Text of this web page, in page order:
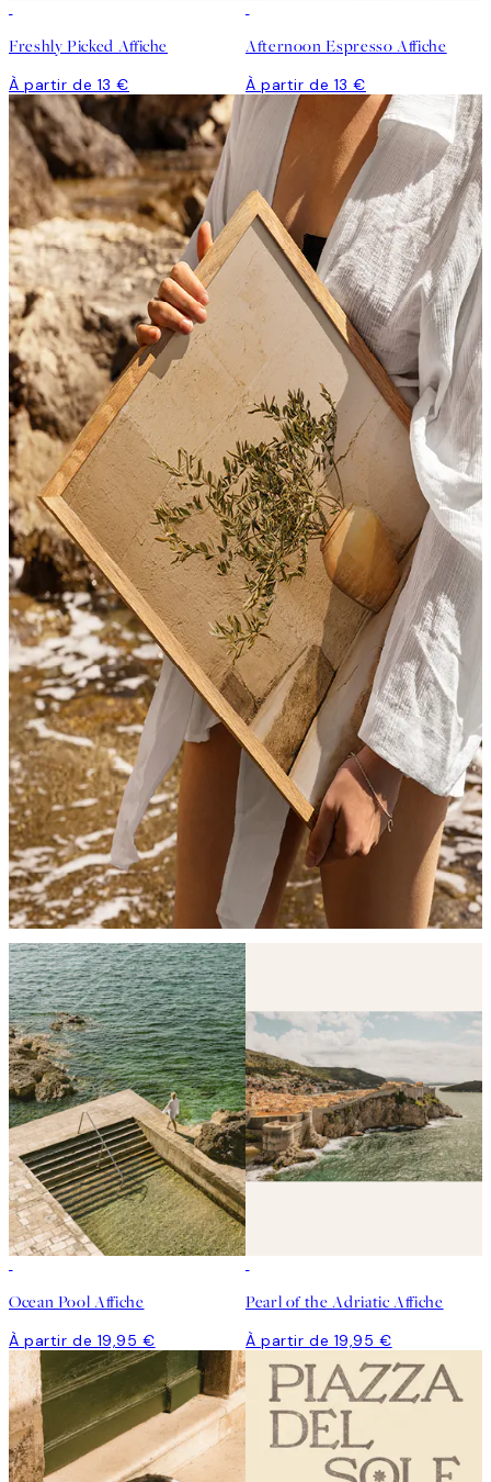
Freshly Picked Affiche
À partir de 13 €
Afternoon Espresso Affiche
À partir de 13 €
Ocean Pool Affiche
À partir de 19,95 €
Pearl of the Adriatic Affiche
À partir de 19,95 €